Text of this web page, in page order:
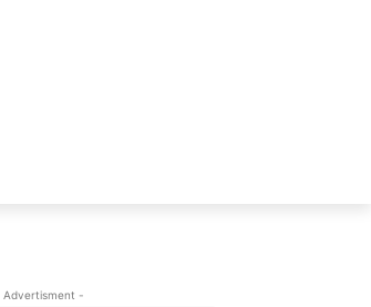
Advertisment -